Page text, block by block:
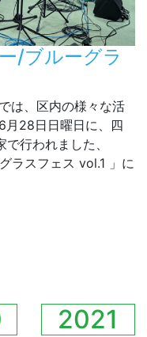
/ブルーグラ
は、区内の様々な活
月28日日曜日に、四
行われました、
ラスフェス vol.1 」に
2021